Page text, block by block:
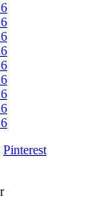
Pinterest